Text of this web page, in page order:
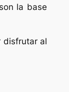
la base
disfrutar al